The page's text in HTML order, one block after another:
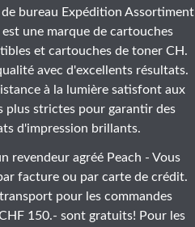
de bureau Expédition Assortiment
une marque de cartouches
et cartouches de toner CH.
avec d'excellents résultats.
à la lumière satisfont aux
plus strictes pour garantir des
d'impression brillants.
revendeur agréé Peach - Vous
facture ou par carte de crédit.
pour les commandes
150.- sont gratuits! Pour les